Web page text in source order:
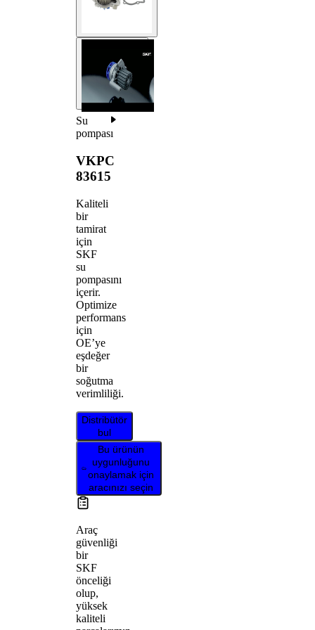
Su
pompası
VKPC
83615
Kaliteli
bir
tamirat
için
SKF
su
pompasını
içerir.
Optimize
performans
için
OE’ye
eşdeğer
bir
soğutma
verimliliği.
Distribütör
bul
Bu ürünün
uygunluğunu
onaylamak için
aracınızı seçin
Araç
güvenliği
bir
SKF
önceliği
olup,
yüksek
kaliteli